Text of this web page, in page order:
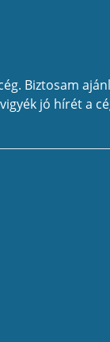
Biztosam
jó hírét a